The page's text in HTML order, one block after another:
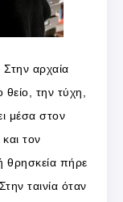
Στην αρχαία
την τύχη,
μέσα στον
τον
θρησκεία πήρε
ταινία όταν